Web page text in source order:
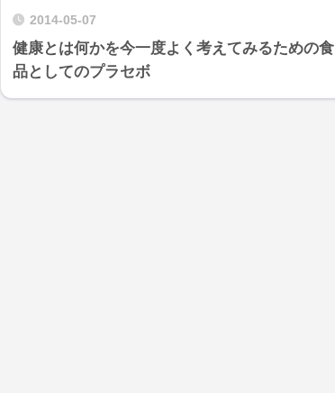
2014-05-07
健康とは何かを今一度よく考えてみるための食
品としてのプラセボ